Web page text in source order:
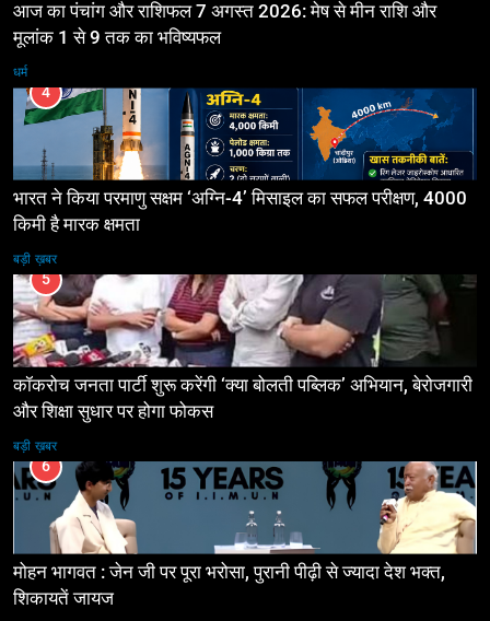
आज का पंचांग और राशिफल 7 अगस्त 2026: मेष से मीन राशि और
मूलांक 1 से 9 तक का भविष्यफल
धर्म
4
भारत ने किया परमाणु सक्षम ‘अग्नि-4’ मिसाइल का सफल परीक्षण, 4000
किमी है मारक क्षमता
बड़ी ख़बर
5
कॉकरोच जनता पार्टी शुरू करेंगी ‘क्या बोलती पब्लिक’ अभियान, बेरोजगारी
और शिक्षा सुधार पर होगा फोकस
बड़ी ख़बर
6
मोहन भागवत : जेन जी पर पूरा भरोसा, पुरानी पीढ़ी से ज्यादा देश भक्त,
शिकायतें जायज